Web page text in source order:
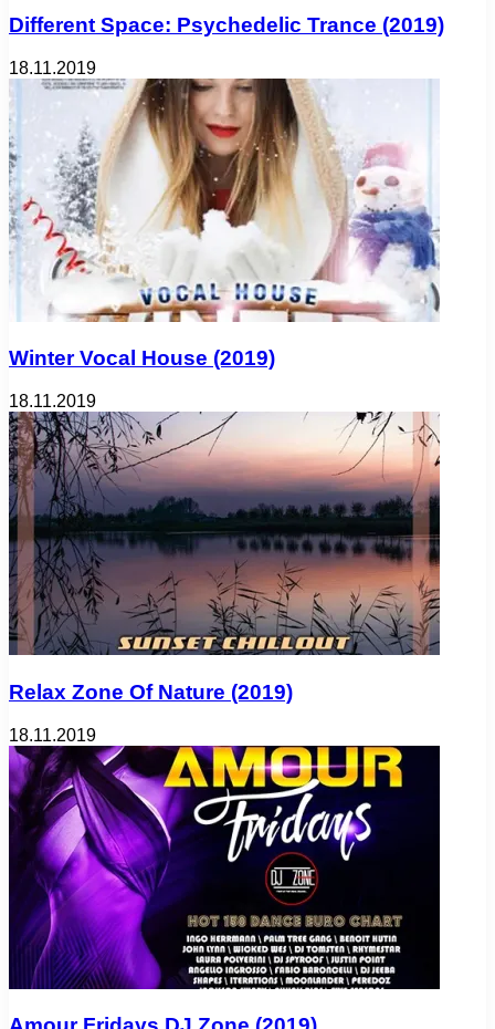
Different Space: Psychedelic Trance (2019)
18.11.2019
Winter Vocal House (2019)
18.11.2019
Relax Zone Of Nature (2019)
18.11.2019